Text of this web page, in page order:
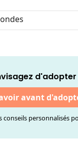
d'adopter
avant
personnalisés